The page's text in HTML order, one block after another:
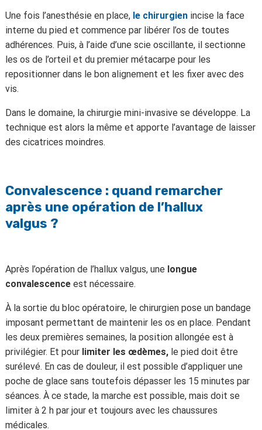
Une fois l’anesthésie en place, le chirurgienincise la face
interne du pied et commence par libérer l’os de toutes
adhérences. Puis, à l’aide d’une scie oscillante, il sectionne
les os de l’orteil et du premier métacarpe pour les
repositionner dans le bon alignement et les fixer avec des
vis.
Dans le domaine, la chirurgie mini-invasive se développe. La
technique est alors la même et apporte l’avantage de laisser
des cicatrices moindres.
Convalescence : quand remarcher
après une opération de l’hallux
valgus ?
Après l’opération de l’hallux valgus, une longue
convalescence est nécessaire.
À la sortie du bloc opératoire, le chirurgien pose un bandage
imposant permettant de maintenir les os en place. Pendant
les deux premières semaines, la position allongée est à
privilégier. Et pour limiter les œdèmes,le pied doit être
surélevé. En cas de douleur, il est possible d’appliquer une
poche de glace sans toutefois dépasser les 15 minutes par
séances. À ce stade, la marche est possible, mais doit se
limiter à 2 h par jour et toujours avec les chaussures
médicales.